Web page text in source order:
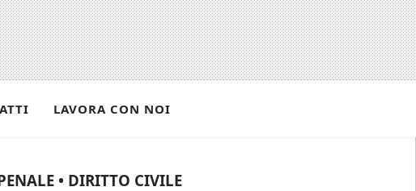
LAVORA CON NOI
• DIRITTO CIVILE